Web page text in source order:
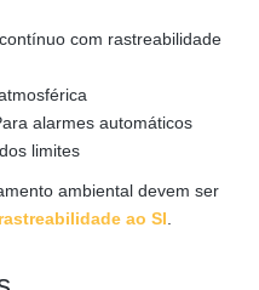
com rastreabilidade
alarmes automáticos
limites
ambiental devem ser
rastreabilidade ao SI.